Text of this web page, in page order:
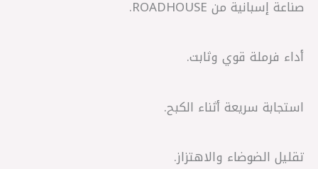
صناعة إسبانية من ROADHOUSE.
أداء فرملة قوي وثابت.
استجابة سريعة أثناء الكبح.
تقليل الضوضاء والاهتزاز.